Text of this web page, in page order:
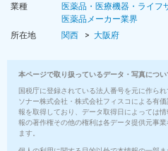
業種
医薬品・医療機器・ライフ
医薬品メーカー業界
所在地
関西 大阪府
本ページで取り扱っているデータ・写真につい
国税庁に登録されている法人番号を元に作ら
ソナー株式会社・株式会社フィスコによる有
報を取得しており、データ取得日によっては
報の著作権その他の権利は各データ提供元事
ます。